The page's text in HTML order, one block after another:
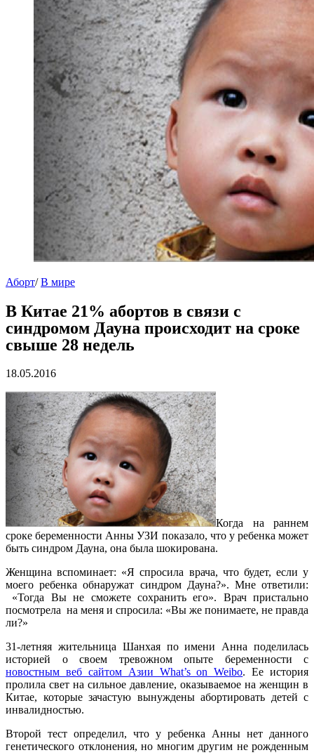
Аборт/В мире
В Китае 21% абортов в связи с
синдромом Дауна происходит на сроке
свыше 28 недель
18.05.2016
Когда на раннем
сроке беременности Анны УЗИ показало, что у ребенка может
быть синдром Дауна, она была шокирована.
Женщина вспоминает: «Я спросила врача, что будет, если у
моего ребенка обнаружат синдром Дауна?». Мне ответили:
«Тогда Вы не сможете сохранить его». Врач пристально
посмотрела на меня и спросила: «Вы же понимаете, не правда
ли?»
31-летняя жительница Шанхая по имени Анна поделилась
историей о своем тревожном опыте беременности с
новостным веб сайтом Азии What’s on Weibo. Ее история
пролила свет на сильное давление, оказываемое на женщин в
Китае, которые зачастую вынуждены абортировать детей с
инвалидностью.
Второй тест определил, что у ребенка Анны нет данного
генетического отклонения, но многим другим не рожденным